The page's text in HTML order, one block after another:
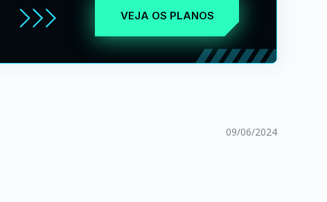
VEJA OS PLANOS
09/06/2024